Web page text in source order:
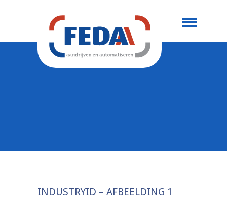
INDUSTRYID – AFBEELDING 1